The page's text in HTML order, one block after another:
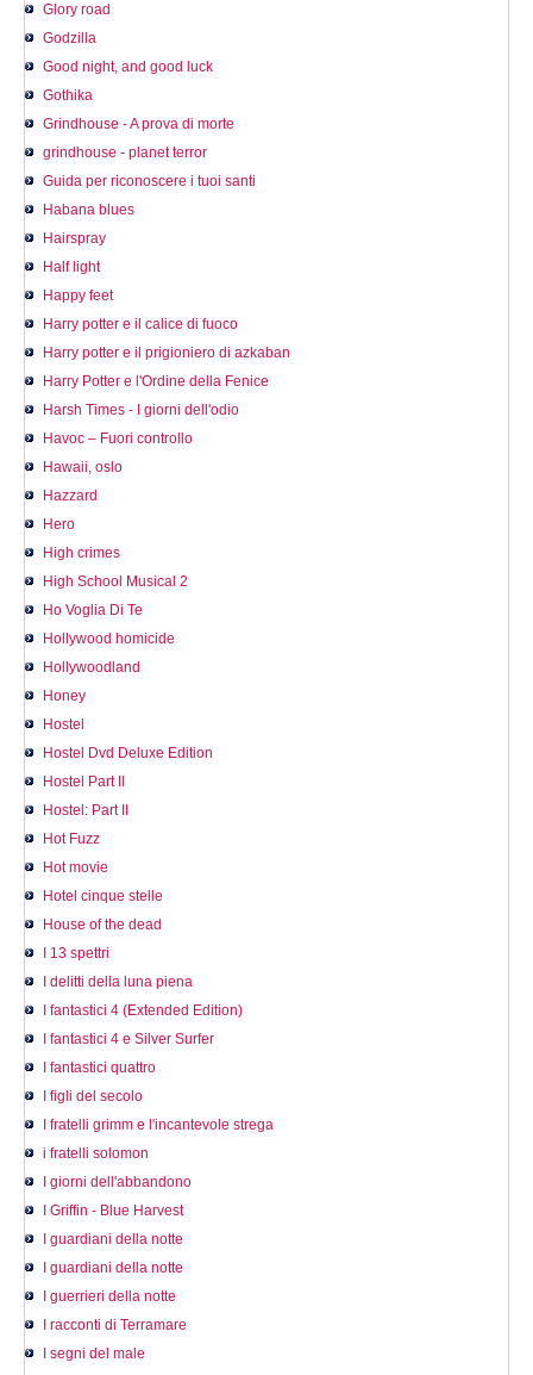
Glory road
Godzilla
Good night, and good luck
Gothika
Grindhouse - A prova di morte
grindhouse - planet terror
Guida per riconoscere i tuoi santi
Habana blues
Hairspray
Half light
Happy feet
Harry potter e il calice di fuoco
Harry potter e il prigioniero di azkaban
Harry Potter e l'Ordine della Fenice
Harsh Times - I giorni dell'odio
Havoc – Fuori controllo
Hawaii, oslo
Hazzard
Hero
High crimes
High School Musical 2
Ho Voglia Di Te
Hollywood homicide
Hollywoodland
Honey
Hostel
Hostel Dvd Deluxe Edition
Hostel Part II
Hostel: Part II
Hot Fuzz
Hot movie
Hotel cinque stelle
House of the dead
I 13 spettri
I delitti della luna piena
I fantastici 4 (Extended Edition)
I fantastici 4 e Silver Surfer
I fantastici quattro
I figli del secolo
I fratelli grimm e l'incantevole strega
i fratelli solomon
I giorni dell'abbandono
I Griffin - Blue Harvest
I guardiani della notte
I guardiani della notte
I guerrieri della notte
I racconti di Terramare
I segni del male